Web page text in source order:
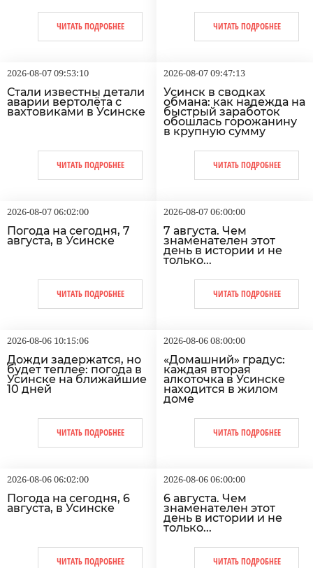
ЧИТАТЬ ПОДРОБНЕЕ ЧИТАТЬ ПОДРОБНЕЕ
2026-08-07 09:53:10
Стали известны детали
аварии вертолёта с
вахтовиками в Усинске
ЧИТАТЬ ПОДРОБНЕЕ
2026-08-07 09:47:13
Усинск в сводках
обмана: как надежда на
быстрый заработок
обошлась горожанину
в крупную сумму
ЧИТАТЬ ПОДРОБНЕЕ
2026-08-07 06:02:00
Погода на сегодня, 7
августа, в Усинске
ЧИТАТЬ ПОДРОБНЕЕ
2026-08-07 06:00:00
7 августа. Чем
знаменателен этот
день в истории и не
только...
ЧИТАТЬ ПОДРОБНЕЕ
2026-08-06 10:15:06
Дожди задержатся, но
будет теплее: погода в
Усинске на ближайшие
10 дней
ЧИТАТЬ ПОДРОБНЕЕ
2026-08-06 08:00:00
«Домашний» градус:
каждая вторая
алкоточка в Усинске
находится в жилом
доме
ЧИТАТЬ ПОДРОБНЕЕ
2026-08-06 06:02:00
Погода на сегодня, 6
августа, в Усинске
ЧИТАТЬ ПОДРОБНЕЕ
2026-08-06 06:00:00
6 августа. Чем
знаменателен этот
день в истории и не
только...
ЧИТАТЬ ПОДРОБНЕЕ